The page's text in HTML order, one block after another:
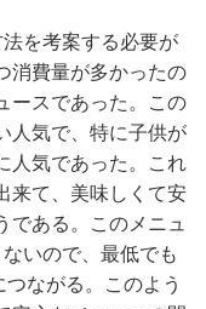
を考案する必要が
消費量が多かったの
ースであった。この
人気で、特に子供が
人気であった。これ
来て、美味しくて安
である。このメニュ
いので、最低でも
ながる。このよう